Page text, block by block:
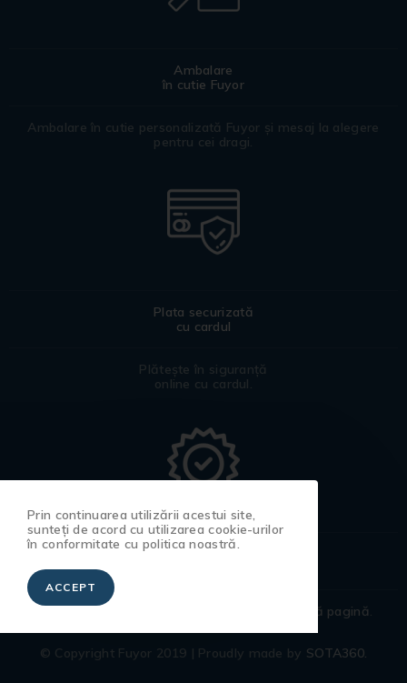
Ambalare
în cutie Fuyor
Ambalare în cutie personalizată Fuyor și mesaj la alegere
pentru cei dragi.
Plata securizată
cu cardul
Plătește în siguranță
online cu cardul.
Certificat
Pentru a afla toate detaliile accesează această pagină.
© Copyright Fuyor 2019 | Proudly made by SOTA360.
Prin continuarea utilizării acestui site,
sunteți de acord cu utilizarea cookie-urilor
în conformitate cu politica noastră.
ACCEPT